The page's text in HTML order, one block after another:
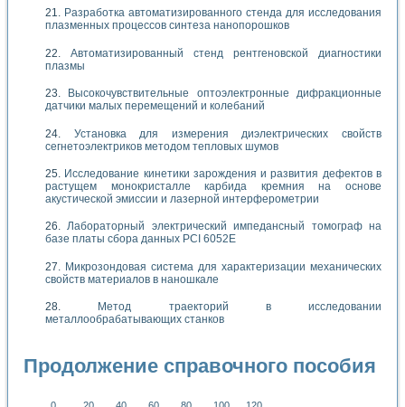
Разработка автоматизированного стенда для исследования
плазменных процессов синтеза нанопорошков
Автоматизированный стенд рентгеновской диагностики
плазмы
Высокочувствительные оптоэлектронные дифракционные
датчики малых перемещений и колебаний
Установка для измерения диэлектрических свойств
сегнетоэлектриков методом тепловых шумов
Исследование кинетики зарождения и развития дефектов в
растущем монокристалле карбида кремния на основе
акустической эмиссии и лазерной интерферометрии
Лабораторный электрический импедансный томограф на
базе платы сбора данных PCI 6052E
Микрозондовая система для характеризации механических
свойств материалов в наношкале
Метод траекторий в исследовании
металлообрабатывающих станков
Продолжение справочного пособия
0 20 40 60 80 100 120